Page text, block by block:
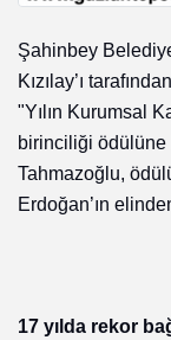
Şahinbey
Kızılay’ı
"Yılın Kurumsal
birinciliği ödülüne
Tahmazoğlu,
Erdoğan’ın
17 yılda rekor